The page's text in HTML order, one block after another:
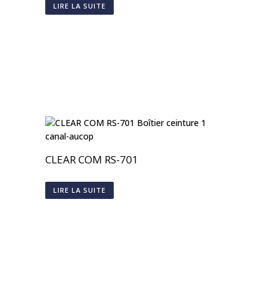
LIRE LA SUITE
CLEAR COM RS-701
LIRE LA SUITE